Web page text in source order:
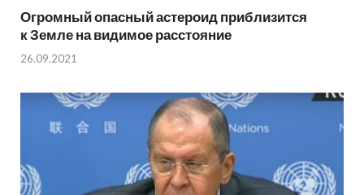
Огромный опасный астероид приблизится
к Земле на видимое расстояние
26.09.2021